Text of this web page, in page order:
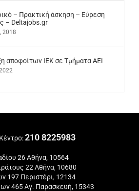
– Πρακτική άσκηση – Εύρεση
– Deltajobs.gr
2018
αποφοίτων ΙΕΚ σε Τμήματα ΑΕΙ
210 8225983
26 Αθήνα, 10564
22 Αθήνα, 10680
197 Περιστέρι, 12134
465 Αγ. Παρασκευή, 15343